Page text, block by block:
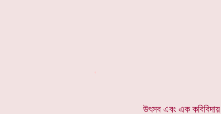
উৎসব এবং এক কবিবিদায়